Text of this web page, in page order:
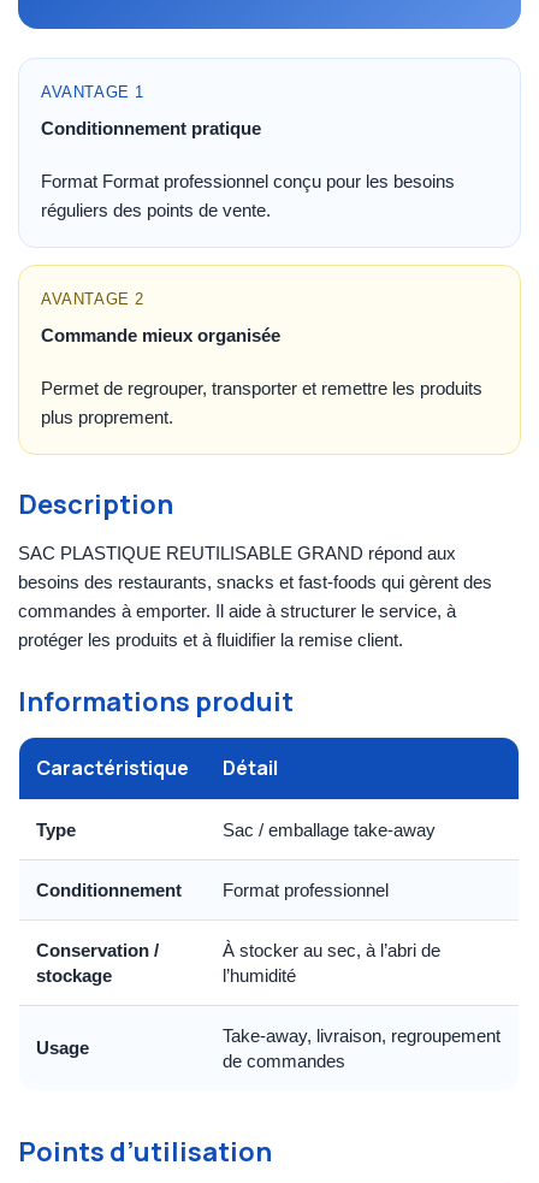
AVANTAGE 1
Conditionnement pratique
Format Format professionnel conçu pour les besoins
réguliers des points de vente.
AVANTAGE 2
Commande mieux organisée
Permet de regrouper, transporter et remettre les produits
plus proprement.
Description
SAC PLASTIQUE REUTILISABLE GRAND répond aux
besoins des restaurants, snacks et fast-foods qui gèrent des
commandes à emporter. Il aide à structurer le service, à
protéger les produits et à fluidifier la remise client.
Informations produit
Caractéristique Détail
Type Sac / emballage take-away
Conditionnement Format professionnel
Conservation /
stockage
À stocker au sec, à l’abri de
l’humidité
Usage
Take-away, livraison, regroupement
de commandes
Points d’utilisation